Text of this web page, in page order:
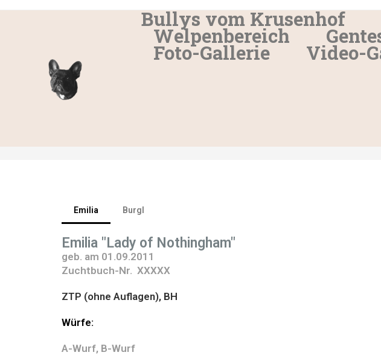
Bullys vom Krusenhof
Welpenbereich
Foto-Gallerie Video-
Emilia Burgl
Emilia "Lady of Nothingham"
geb. am 01.09.2011
Zuchtbuch-Nr. XXXXX
ZTP (ohne Auflagen), BH
Würfe:
A-Wurf, B-Wurf